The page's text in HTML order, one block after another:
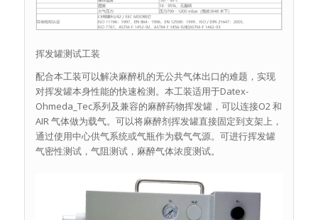
挥发罐测试工装
配合本工装可以解决麻醉机的无公共气体出口的难题，实现
对挥发罐本身性能的快速检测。本工装适用于Datex-
Ohmeda_Tec系列及兼容的麻醉药物挥发罐，可以连接O2 和
AIR 气体做为载气。可以将麻醉剂挥发罐直接固定到支架上，
通过使用中心供气系统或气瓶作为载气气源。可进行挥发罐
气密性测试，气阻测试，麻醉气体浓度测试。